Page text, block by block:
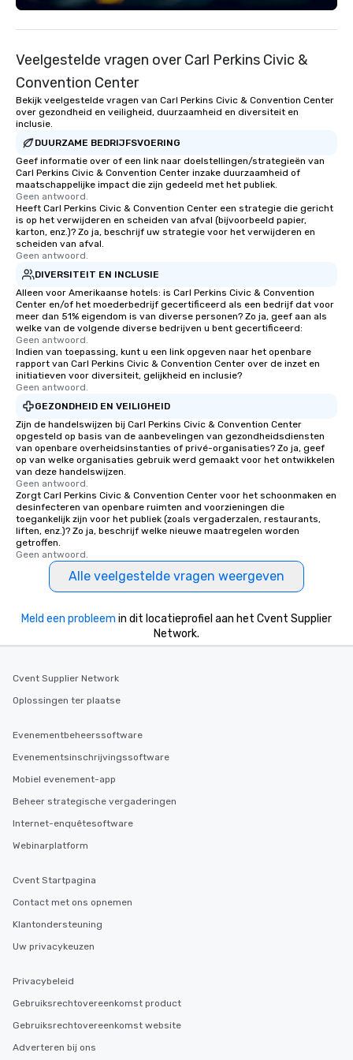
Veelgestelde vragen over Carl Perkins Civic &
Convention Center
Bekijk veelgestelde vragen van Carl Perkins Civic & Convention Center
over gezondheid en veiligheid, duurzaamheid en diversiteit en
inclusie.
DUURZAME BEDRIJFSVOERING
Geef informatie over of een link naar doelstellingen/strategieën van
Carl Perkins Civic & Convention Center inzake duurzaamheid of
maatschappelijke impact die zijn gedeeld met het publiek.
Geen antwoord.
Heeft Carl Perkins Civic & Convention Center een strategie die gericht
is op het verwijderen en scheiden van afval (bijvoorbeeld papier,
karton, enz.)? Zo ja, beschrijf uw strategie voor het verwijderen en
scheiden van afval.
Geen antwoord.
DIVERSITEIT EN INCLUSIE
Alleen voor Amerikaanse hotels: is Carl Perkins Civic & Convention
Center en/of het moederbedrijf gecertificeerd als een bedrijf dat voor
meer dan 51% eigendom is van diverse personen? Zo ja, geef aan als
welke van de volgende diverse bedrijven u bent gecertificeerd:
Geen antwoord.
Indien van toepassing, kunt u een link opgeven naar het openbare
rapport van Carl Perkins Civic & Convention Center over de inzet en
initiatieven voor diversiteit, gelijkheid en inclusie?
Geen antwoord.
GEZONDHEID EN VEILIGHEID
Zijn de handelswijzen bij Carl Perkins Civic & Convention Center
opgesteld op basis van de aanbevelingen van gezondheidsdiensten
van openbare overheidsinstanties of privé-organisaties? Zo ja, geef
op van welke organisaties gebruik werd gemaakt voor het ontwikkelen
van deze handelswijzen.
Geen antwoord.
Zorgt Carl Perkins Civic & Convention Center voor het schoonmaken en
desinfecteren van openbare ruimten and voorzieningen die
toegankelijk zijn voor het publiek (zoals vergaderzalen, restaurants,
liften, enz.)? Zo ja, beschrijf welke nieuwe maatregelen worden
getroffen.
Geen antwoord.
Alle veelgestelde vragen weergeven
Meld een probleem in dit locatieprofiel aan het Cvent Supplier
Network.
Cvent Supplier Network
Oplossingen ter plaatse
Evenementbeheerssoftware
Evenementsinschrijvingssoftware
Mobiel evenement-app
Beheer strategische vergaderingen
Internet-enquêtesoftware
Webinarplatform
Cvent Startpagina
Contact met ons opnemen
Klantondersteuning
Uw privacykeuzen
Privacybeleid
Gebruiksrechtovereenkomst product
Gebruiksrechtovereenkomst website
Adverteren bij ons